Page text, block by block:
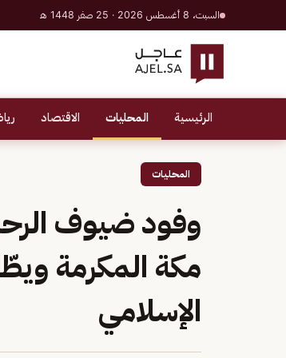
السبت، 8 أغسطس 2026 · 25 صفر 1448 هـ
الرئيسية المحليات الاقتصاد
المحليات
وفود ضيوف
مكة المكرمة
الإسلامي